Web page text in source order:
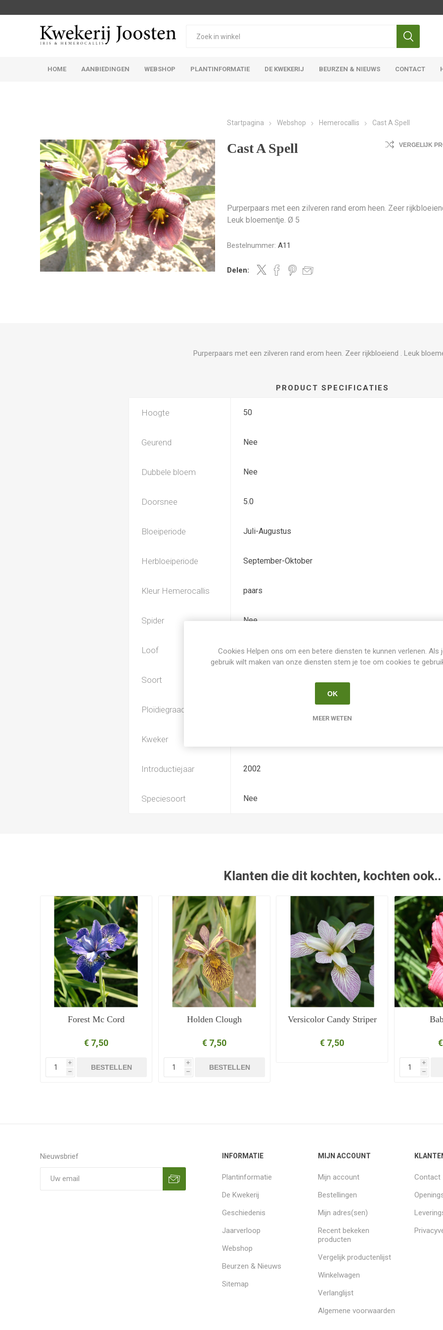
HOME AANBIEDINGEN WEBSHOP PLANTINFORMATIE DE KWEKERIJ BEURZEN & NIEUWS CONTACT
Startpagina Webshop Hemerocallis Cast A Spell
Cast A Spell VERGELIJK
Purperpaars met een zilveren rand erom heen. Zeer
Leuk bloementje. Ø 5
Bestelnummer: A11
Delen:
Purperpaars met een zilveren rand erom heen. Zeer rijkbloeiend . Leuk
PRODUCT SPECIFICATIES
Hoogte 50
Geurend Nee
Dubbele bloem Nee
Doorsnee 5.0
Bloeiperiode Juli-Augustus
Herbloeiperiode September-Oktober
Kleur Hemerocallis paars
Spider Nee
Loof Bladhoudend
Soort
Ploïdiegraad
Kweker
Introductiejaar 2002
Speciesoort Nee
Klanten die dit kochten, kochten ook..
Forest Mc Cord
€ 7,50
i
h
BESTELLEN
Holden Clough
€ 7,50
i
h
BESTELLEN
Versicolor Candy Striper
€ 7,50
i
h
Nieuwsbrief INFORMATIE
Plantinformatie
De Kwekerij
Geschiedenis
Jaarverloop
Webshop
Beurzen & Nieuws
Sitemap
MIJN ACCOUNT
Mijn account
Bestellingen
Mijn adres(sen)
Recent bekeken
producten
Vergelijk productenlijst
Winkelwagen
Verlanglijst
Algemene voorwaarden
Contact
Cookies Helpen ons om een betere diensten te kunnen verlenen. Als
gebruik wilt maken van onze diensten stem je toe om cookies te
OK
MEER WETEN